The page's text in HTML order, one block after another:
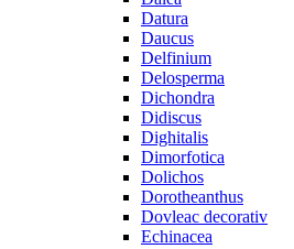
Datura
Daucus
Delfinium
Delosperma
Dichondra
Didiscus
Dighitalis
Dimorfotica
Dolichos
Dorotheanthus
Dovleac decorativ
Echinacea